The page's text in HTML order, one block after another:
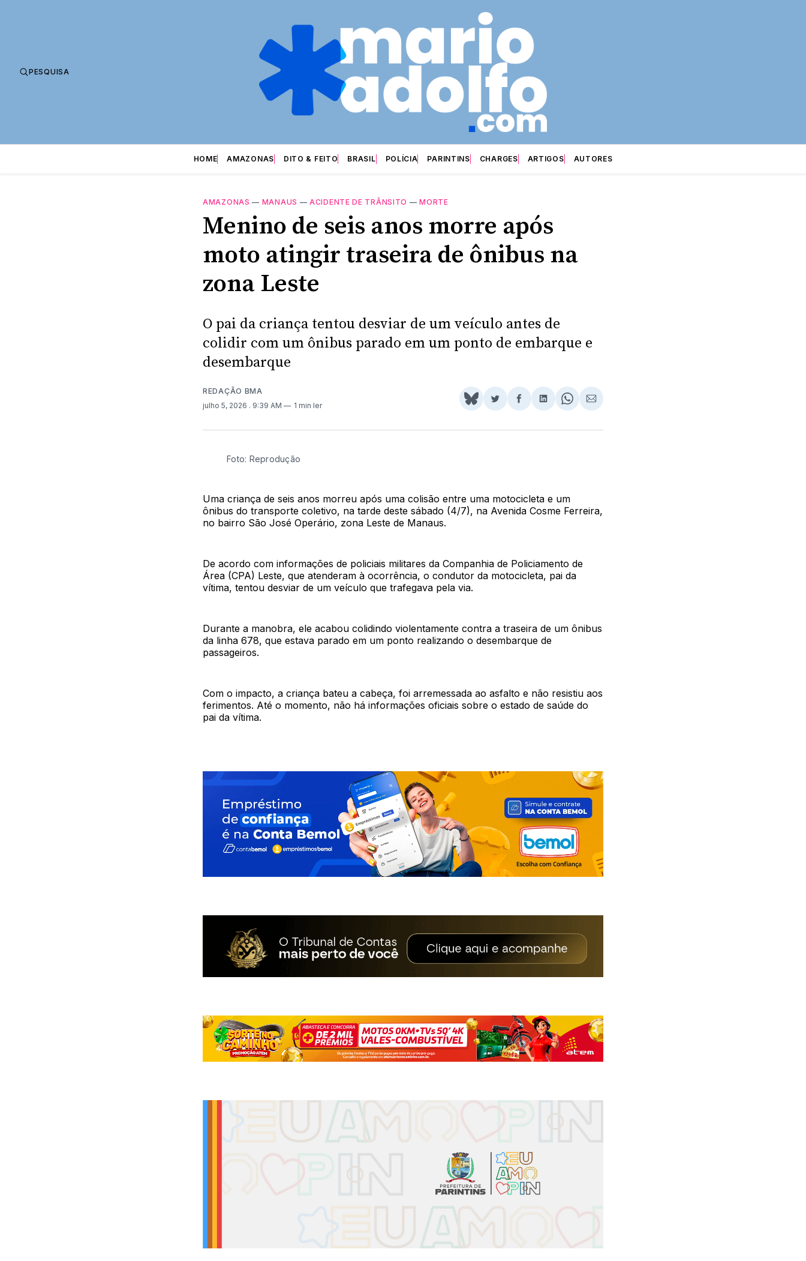
PESQUISA
HOME AMAZONAS DITO & FEITO BRASIL POLÍCIA PARINTINS CHARGES ARTIGOS AUTORES
AMAZONAS — MANAUS —ACIDENTE DE TRÂNSITO —MORTE
Menino de seis anos morre após
moto atingir traseira de ônibus na
zona Leste
O pai da criança tentou desviar de um veículo antes de
colidir com um ônibus parado em um ponto de embarque e
desembarque
REDAÇÃO BMA
julho 5, 2026 . 9:39 AM 1 min ler
Share
BlueSky
Compartilhar
Twitter
Compartilhar
Facebook
Compartilhar
LinkedIn
Share
WhatsApp
Compartilhar
Email
Foto: Reprodução
Uma criança de seis anos morreu após uma colisão entre uma motocicleta e um
ônibus do transporte coletivo, na tarde deste sábado (4/7), na Avenida Cosme Ferreira,
no bairro São José Operário, zona Leste de Manaus.
De acordo com informações de policiais militares da Companhia de Policiamento de
Área (CPA) Leste, que atenderam à ocorrência, o condutor da motocicleta, pai da
vítima, tentou desviar de um veículo que trafegava pela via.
Durante a manobra, ele acabou colidindo violentamente contra a traseira de um ônibus
da linha 678, que estava parado em um ponto realizando o desembarque de
passageiros.
Com o impacto, a criança bateu a cabeça, foi arremessada ao asfalto e não resistiu aos
ferimentos. Até o momento, não há informações oficiais sobre o estado de saúde do
pai da vítima.